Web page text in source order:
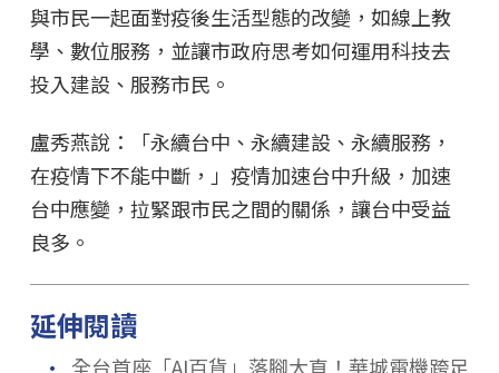
與市民一起面對疫後生活型態的改變，如線上教
學、數位服務，並讓市政府思考如何運用科技去
投入建設、服務市民。
盧秀燕說：「永續台中、永續建設、永續服務，
在疫情下不能中斷，」疫情加速台中升級，加速
台中應變，拉緊跟市民之間的關係，讓台中受益
良多。
延伸閱讀
全台首座「AI百貨」落腳大直！華城電機跨足